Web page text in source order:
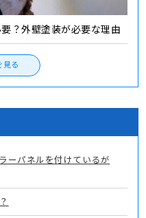
？外壁塗装が必要な理由
見る
ーパネルを付けているが